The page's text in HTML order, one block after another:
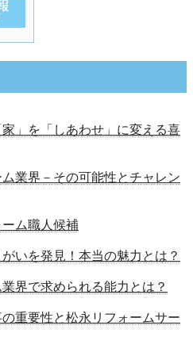
」を「しあわせ」に変える喜
業界－その可能性とチャレン
ム職人候補
いを発見！本当の魅力とは？
界で求められる能力とは？
重要性と松永リフォームサー